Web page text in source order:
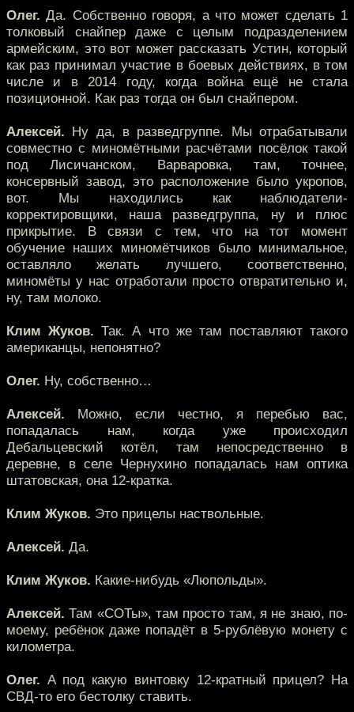
Олег. Да. Собственно говоря, а что может сделать 1
толковый снайпер даже с целым подразделением
армейским, это вот может рассказать Устин, который
как раз принимал участие в боевых действиях, в том
числе и в 2014 году, когда война ещё не стала
позиционной. Как раз тогда он был снайпером.
Алексей. Ну да, в разведгруппе. Мы отрабатывали
совместно с миномётными расчётами посёлок такой
под Лисичанском, Варваровка, там, точнее,
консервный завод, это расположение было укропов,
вот. Мы находились как наблюдатели-
корректировщики, наша разведгруппа, ну и плюс
прикрытие. В связи с тем, что на тот момент
обучение наших миномётчиков было минимальное,
оставляло желать лучшего, соответственно,
миномёты у нас отработали просто отвратительно и,
ну, там молоко.
Клим Жуков. Так. А что же там поставляют такого
американцы, непонятно?
Олег. Ну, собственно…
Алексей. Можно, если честно, я перебью вас,
попадалась нам, когда уже происходил
Дебальцевский котёл, там непосредственно в
деревне, в селе Чернухино попадалась нам оптика
штатовская, она 12-кратка.
Клим Жуков. Это прицелы наствольные.
Алексей. Да.
Клим Жуков. Какие-нибудь «Люпольды».
Алексей. Там «СОТы», там просто там, я не знаю, по-
моему, ребёнок даже попадёт в 5-рублёвую монету с
километра.
Олег. А под какую винтовку 12-кратный прицел? На
СВД-то его бестолку ставить.